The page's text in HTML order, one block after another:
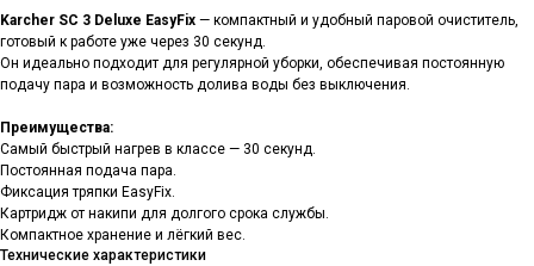
Karcher SC 3 Deluxe EasyFix — компактный и удобный паровой очиститель,
готовый к работе уже через 30 секунд.
Он идеально подходит для регулярной уборки, обеспечивая постоянную
подачу пара и возможность долива воды без выключения.
Преимущества:
Самый быстрый нагрев в классе — 30 секунд.
Постоянная подача пара.
Фиксация тряпки EasyFix.
Картридж от накипи для долгого срока службы.
Компактное хранение и лёгкий вес.
Технические характеристики